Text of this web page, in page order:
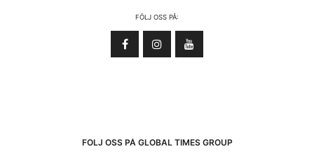
FÖLJ OSS PÅ:
FÖLJ OSS PÅ GLOBAL TIMES GROUP